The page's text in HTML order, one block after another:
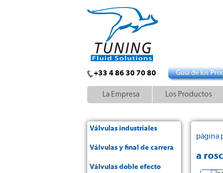
+33 4 86 30 70 80 Guía de los
La Empresa Los Productos
Válvulas industriales
Válvulas y final de carrera
Válvulas doble efecto
página
a